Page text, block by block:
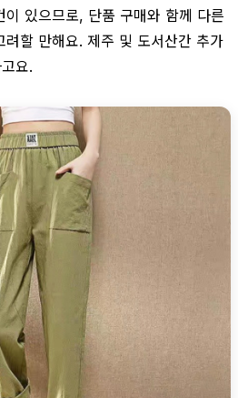
있으므로, 단품 구매와 함께 다른
할 만해요. 제주 및 도서산간 추가
요.